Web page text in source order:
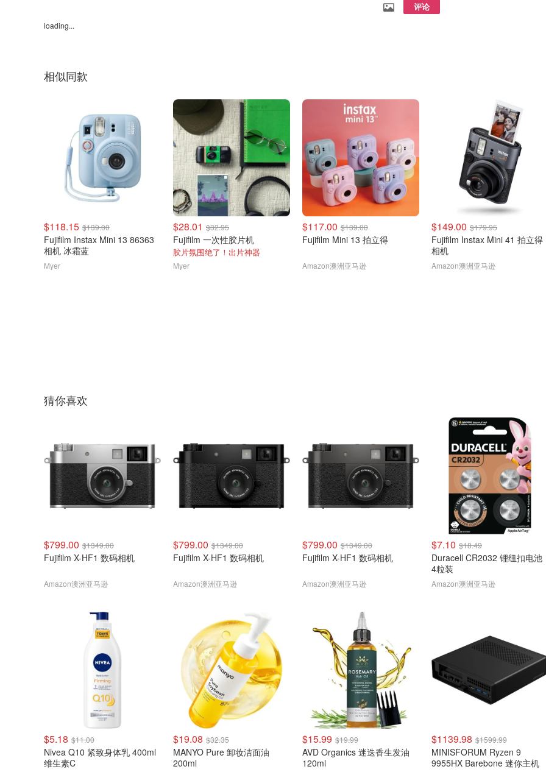
评论
loading...
相似同款
$118.15 $139.00
Fujifilm Instax Mini 13 86363
相机 冰霜蓝
Myer
$28.01 $32.95
Fujifilm 一次性胶片机
胶片氛围绝了！出片神器
Myer
$117.00 $139.00
Fujifilm Mini 13 拍立得
Amazon澳洲亚马逊
$149.00 $179.95
Fujifilm Instax Mini 41 拍立得
相机
Amazon澳洲亚马逊
猜你喜欢
$799.00 $1349.00
Fujifilm X-HF1 数码相机
Amazon澳洲亚马逊
$799.00 $1349.00
Fujifilm X-HF1 数码相机
Amazon澳洲亚马逊
$799.00 $1349.00
Fujifilm X-HF1 数码相机
Amazon澳洲亚马逊
$7.10 $18.49
Duracell CR2032 锂纽扣电池
4粒装
Amazon澳洲亚马逊
$5.18 $11.00
Nivea Q10 紧致身体乳 400ml
维生素C
$19.08 $32.35
MANYO Pure 卸妆洁面油
200ml
$15.99 $19.99
AVD Organics 迷迭香生发油
120ml
$1139.98 $1599.99
MINISFORUM Ryzen 9
9955HX Barebone 迷你主机